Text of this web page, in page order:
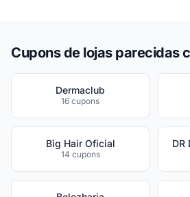
Cupons de lojas parecidas
Dermaclub
16 cupons
Big Hair Oficial
14 cupons
DR